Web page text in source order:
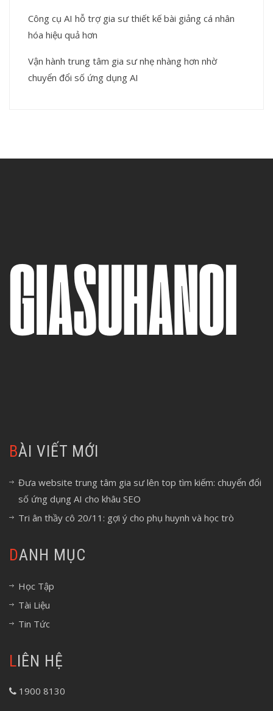
Công cụ AI hỗ trợ gia sư thiết kế bài giảng cá nhân
hóa hiệu quả hơn
Vận hành trung tâm gia sư nhẹ nhàng hơn nhờ
chuyển đổi số ứng dụng AI
BÀI VIẾT MỚI
Đưa website trung tâm gia sư lên top tìm kiếm: chuyển đổi
số ứng dụng AI cho khâu SEO
Tri ân thầy cô 20/11: gợi ý cho phụ huynh và học trò
DANH MỤC
Học Tập
Tài Liệu
Tin Tức
LIÊN HỆ
1900 8130